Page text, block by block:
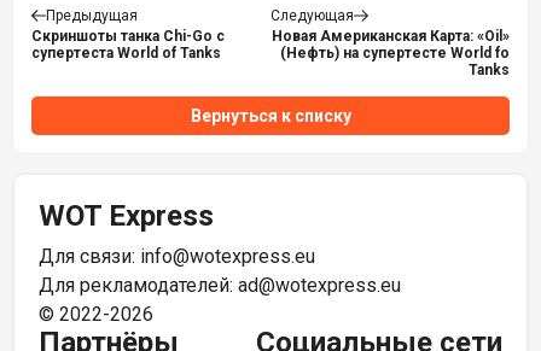
Предыдущая
Скриншоты танка Chi-Go с
супертеста World of Tanks
Следующая
Новая Американская Карта: «Oil»
(Нефть) на супертесте World fo
Tanks
Вернуться к списку
WOT Express
Для связи: info@wotexpress.eu
Для рекламодателей: ad@wotexpress.eu
© 2022-2026
Партнёры Социальные сети